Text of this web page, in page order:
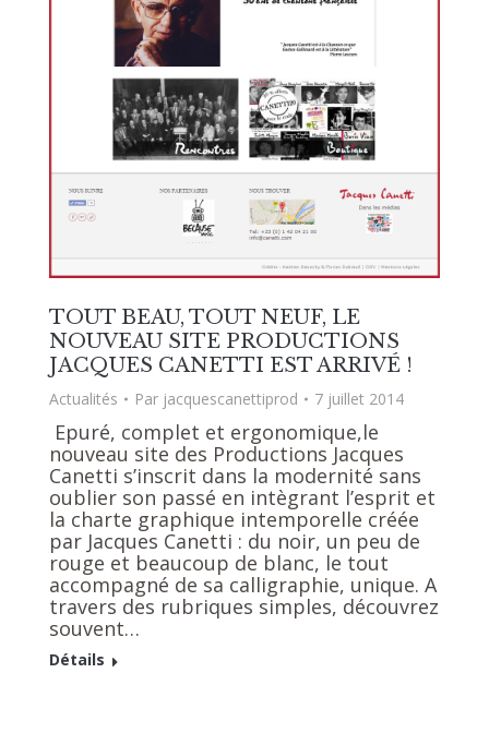
TOUT BEAU, TOUT NEUF, LE
NOUVEAU SITE PRODUCTIONS
JACQUES CANETTI EST ARRIVÉ !
Actualités Par jacquescanettiprod 7 juillet 2014
Epuré, complet et ergonomique,le
nouveau site des Productions Jacques
Canetti s’inscrit dans la modernité sans
oublier son passé en intègrant l’esprit et
la charte graphique intemporelle créée
par Jacques Canetti : du noir, un peu de
rouge et beaucoup de blanc, le tout
accompagné de sa calligraphie, unique. A
travers des rubriques simples, découvrez
souvent…
Détails